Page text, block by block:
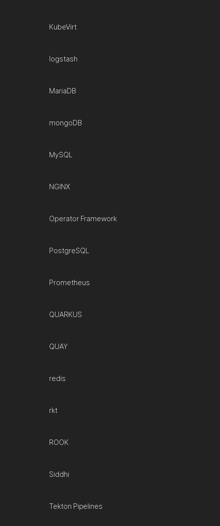
KubeVirt
logstash
MariaDB
mongoDB
MySQL
NGINX
Operator Framework
PostgreSQL
Prometheus
QUARKUS
QUAY
redis
rkt
ROOK
Siddhi
Tekton Pipelines